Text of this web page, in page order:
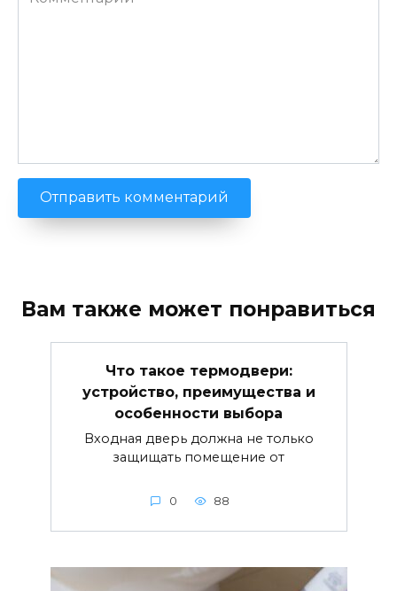
Вам также может понравиться
Что такое термодвери:
устройство, преимущества и
особенности выбора
Входная дверь должна не только
защищать помещение от
0 88